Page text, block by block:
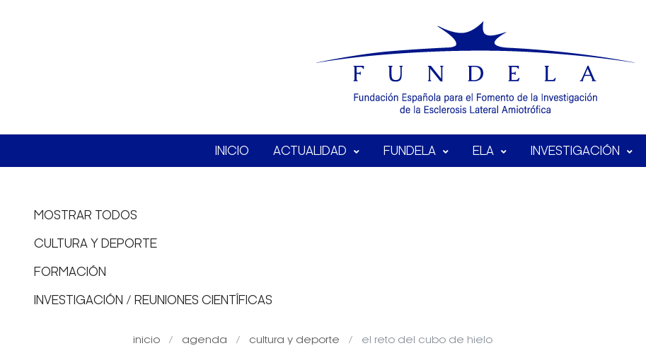
INICIO ACTUALIDAD FUNDELA ELA INVESTIGACIÓN
inicio agenda cultura y deporte el reto del cubo de hielo
MOSTRAR TODOS
CULTURA Y DEPORTE
FORMACIÓN
INVESTIGACIÓN / REUNIONES CIENTÍFICAS